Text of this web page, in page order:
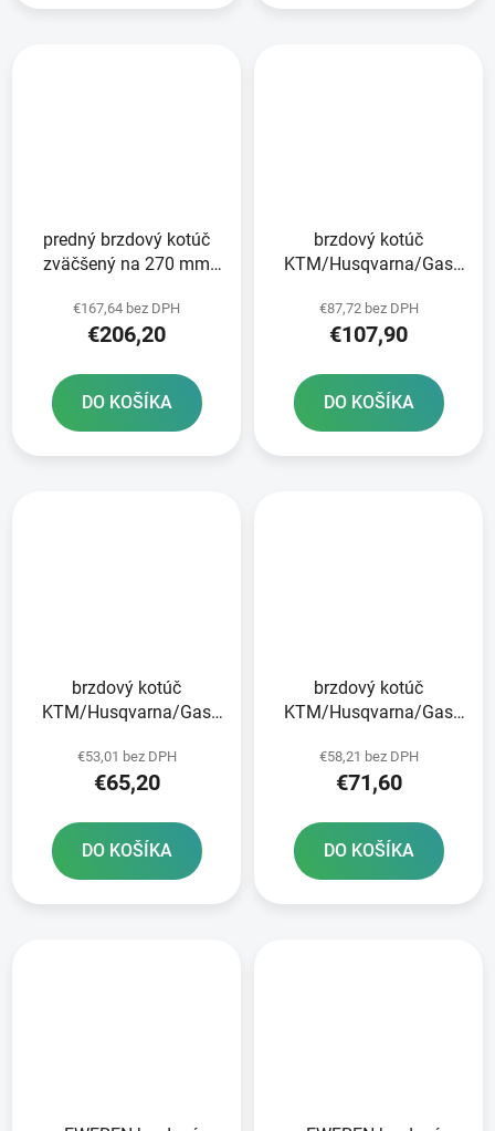
predný brzdový kotúč
zväčšený na 270 mm
€167,64 bez DPH
€206,20
DO KOŠÍKA
brzdový kotúč
KTM/Husqvarna/Gas
€87,72 bez DPH
€107,90
DO KOŠÍKA
brzdový kotúč
KTM/Husqvarna/Gas
€53,01 bez DPH
€65,20
DO KOŠÍKA
brzdový kotúč
KTM/Husqvarna/Gas
€58,21 bez DPH
€71,60
DO KOŠÍKA